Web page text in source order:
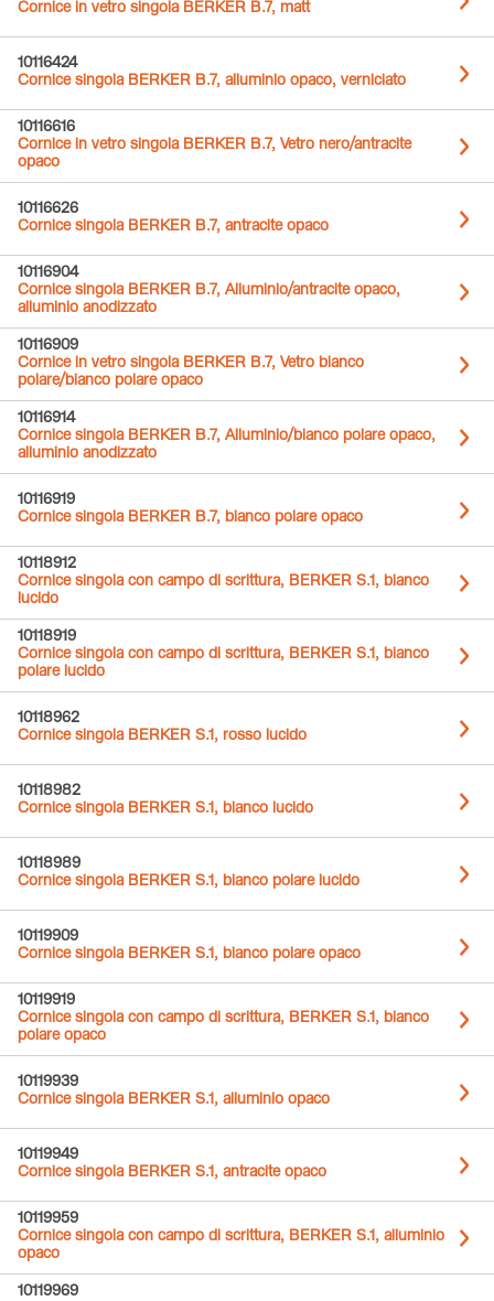
Cornice in vetro singola BERKER B.7, matt
10116424
Cornice singola BERKER B.7, alluminio opaco, verniciato
10116616
Cornice in vetro singola BERKER B.7, Vetro nero/antracite
opaco
10116626
Cornice singola BERKER B.7, antracite opaco
10116904
Cornice singola BERKER B.7, Alluminio/antracite opaco,
alluminio anodizzato
10116909
Cornice in vetro singola BERKER B.7, Vetro bianco
polare/bianco polare opaco
10116914
Cornice singola BERKER B.7, Alluminio/bianco polare opaco,
alluminio anodizzato
10116919
Cornice singola BERKER B.7, bianco polare opaco
10118912
Cornice singola con campo di scrittura, BERKER S.1, bianco
lucido
10118919
Cornice singola con campo di scrittura, BERKER S.1, bianco
polare lucido
10118962
Cornice singola BERKER S.1, rosso lucido
10118982
Cornice singola BERKER S.1, bianco lucido
10118989
Cornice singola BERKER S.1, bianco polare lucido
10119909
Cornice singola BERKER S.1, bianco polare opaco
10119919
Cornice singola con campo di scrittura, BERKER S.1, bianco
polare opaco
10119939
Cornice singola BERKER S.1, alluminio opaco
10119949
Cornice singola BERKER S.1, antracite opaco
10119959
Cornice singola con campo di scrittura, BERKER S.1, alluminio
opaco
10119969